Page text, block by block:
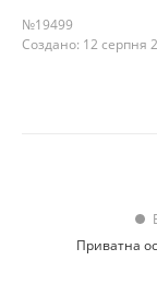
№19499
Создано: 12 серпня
Приватна